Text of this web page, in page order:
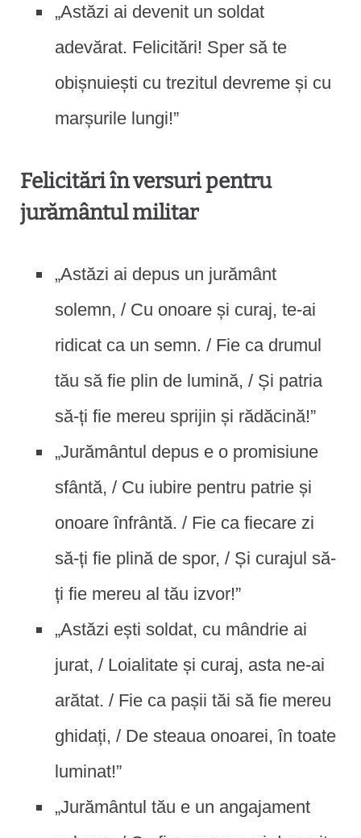
„Astăzi ai devenit un soldat
adevărat. Felicitări! Sper să te
obișnuiești cu trezitul devreme și cu
marșurile lungi!”
Felicitări în versuri pentru
jurământul militar
„Astăzi ai depus un jurământ
solemn, / Cu onoare și curaj, te-ai
ridicat ca un semn. / Fie ca drumul
tău să fie plin de lumină, / Și patria
să-ți fie mereu sprijin și rădăcină!”
„Jurământul depus e o promisiune
sfântă, / Cu iubire pentru patrie și
onoare înfrântă. / Fie ca fiecare zi
să-ți fie plină de spor, / Și curajul să-
ți fie mereu al tău izvor!”
„Astăzi ești soldat, cu mândrie ai
jurat, / Loialitate și curaj, asta ne-ai
arătat. / Fie ca pașii tăi să fie mereu
ghidați, / De steaua onoarei, în toate
luminat!”
„Jurământul tău e un angajament